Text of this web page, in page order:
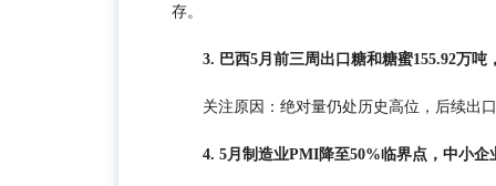
存。
3. 巴西5月前三周出口糖和糖蜜155.92万吨
关注原因：绝对量仍处历史高位，后续出
4. 5月制造业PMI降至50%临界点，中小企